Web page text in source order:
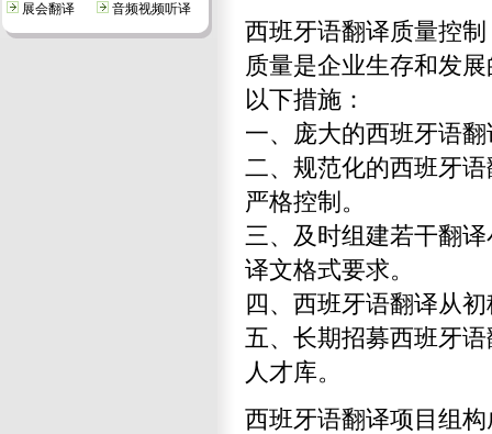
展会翻译
音频视频听译
西班牙语翻译质量控制
质量是企业生存和发
以下措施：
一、庞大的西班牙语
二、规范化的西班牙
严格控制。
三、及时组建若干翻
译文格式要求。
四、西班牙语翻译从
五、长期招募西班牙
人才库。
西班牙语翻译项目组